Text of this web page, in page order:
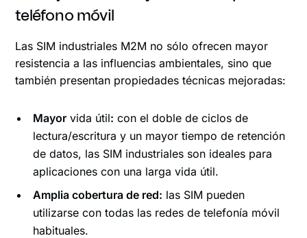
teléfono móvil
Las SIM industriales M2M no sólo ofrecen mayor
resistencia a las influencias ambientales, sino que
también presentan propiedades técnicas mejoradas:
Mayor vida útil: con el doble de ciclos de
lectura/escritura y un mayor tiempo de retención
de datos, las SIM industriales son ideales para
aplicaciones con una larga vida útil.
Amplia cobertura de red: las SIM pueden
utilizarse con todas las redes de telefonía móvil
habituales.